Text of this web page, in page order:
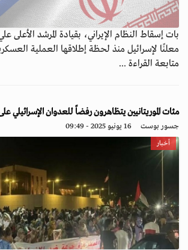
بات إسقاط النظام الإيراني، بقيادة المرشد الأعلى
معلنًا لإسرائيل منذ لحظة إطلاقها العملية
متابعة القراءة ...
مئات الموريتانيين يتظاهرون رفضاً للعدوان الإسرائيلي
جسور بوست 16 يونيو 2025 - 09:49
أخبار